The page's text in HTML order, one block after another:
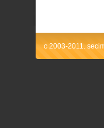
c 2003-2011.